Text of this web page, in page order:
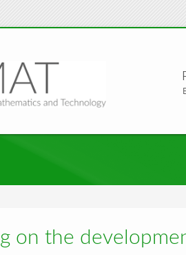
on the